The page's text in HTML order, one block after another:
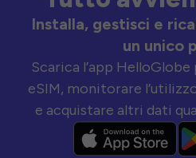
Installa, gestisci e
un unico
Scarica l’app
eSIM, monitorare
e acquistare altri dati